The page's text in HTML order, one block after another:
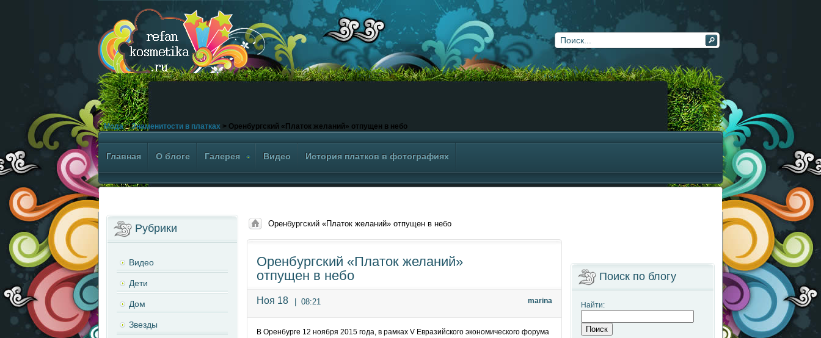
>Мода>Знаменитости в платках > Оренбургский «Платок желаний» отпущен в небо
Главная О блоге Галерея Видео История платков в фотографиях
Оренбургский «Платок желаний» отпущен в небо
Оренбургский «Платок желаний»
отпущен в небо
marina
Ноя 18 08:21
В Оренбурге 12 ноября 2015 года, в рамках V Евразийского экономического форума
Рубрики
Видео
Дети
Дом
Звезды
Поиск по блогу
Найти: